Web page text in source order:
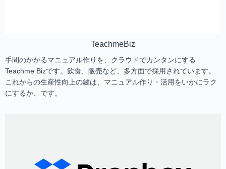
TeachmeBiz
手間のかかるマニュアル作りを、クラウドでカンタンにする
Teachme Bizです。飲食、販売など、多方面で採用されています。
これからの生産性向上の鍵は、マニュアル作り・活用をいかにラク
にするか、です。